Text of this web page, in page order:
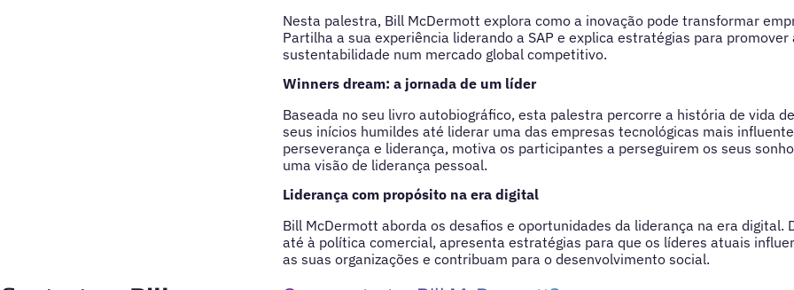
Nesta palestra, Bill McDermott explora como a inovação pode transformar
Partilha a sua experiência liderando a SAP e explica estratégias para promover
sustentabilidade num mercado global competitivo.
Winners dream: a jornada de um líder
Baseada no seu livro autobiográfico, esta palestra percorre a história de vida
seus inícios humildes até liderar uma das empresas tecnológicas mais
perseverança e liderança, motiva os participantes a perseguirem os seus
uma visão de liderança pessoal.
Liderança com propósito na era digital
Bill McDermott aborda os desafios e oportunidades da liderança na era digital.
até à política comercial, apresenta estratégias para que os líderes atuais
as suas organizações e contribuam para o desenvolvimento social.